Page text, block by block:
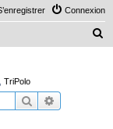
Connexion
TriPolo
Rechercher